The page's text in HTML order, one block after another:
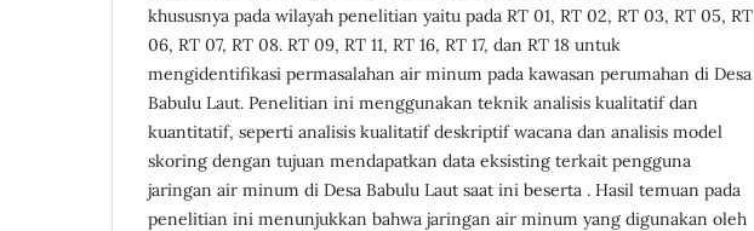
khususnya pada wilayah penelitian yaitu pada RT 01, RT 02, RT 03, RT 05, RT
06, RT 07, RT 08. RT 09, RT 11, RT 16, RT 17, dan RT 18 untuk
mengidentifikasi permasalahan air minum pada kawasan perumahan di Desa
Babulu Laut. Penelitian ini menggunakan teknik analisis kualitatif dan
kuantitatif, seperti analisis kualitatif deskriptif wacana dan analisis model
skoring dengan tujuan mendapatkan data eksisting terkait pengguna
jaringan air minum di Desa Babulu Laut saat ini beserta . Hasil temuan pada
penelitian ini menunjukkan bahwa jaringan air minum yang digunakan oleh